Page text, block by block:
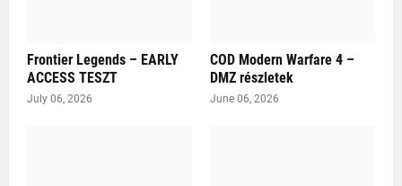
Frontier Legends – EARLY
ACCESS TESZT
July 06, 2026
COD Modern Warfare 4 –
DMZ részletek
June 06, 2026